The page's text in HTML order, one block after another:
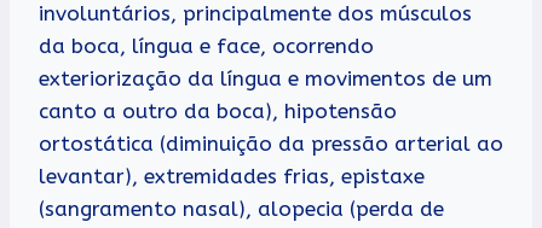
involuntários, principalmente dos músculos
da boca, língua e face, ocorrendo
exteriorização da língua e movimentos de um
canto a outro da boca), hipotensão
ortostática (diminuição da pressão arterial ao
levantar), extremidades frias, epistaxe
(sangramento nasal), alopecia (perda de